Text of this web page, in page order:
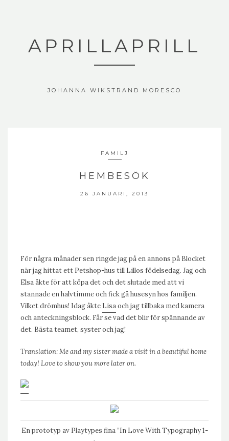
APRILLAPRILL
JOHANNA WIKSTRAND MORESCO
FAMILJ
HEMBESÖK
26 JANUARI, 2013
För några månader sen ringde jag på en annons på Blocket
när jag hittat ett Petshop-hus till Lillos födelsedag. Jag och
Elsa åkte för att köpa det och det slutade med att vi
stannade en halvtimme och fick gå husesyn hos familjen.
Vilket drömhus! Idag åkte Lisaoch jag tillbaka med kamera
och anteckningsblock. Får se vad det blir för spännande av
det. Bästa teamet, syster och jag!
Translation: Me and my sister made a visit in a beautiful home
today! Love to show you more later on.
En prototyp av Playtypes fina ”In Love With Typography 1-